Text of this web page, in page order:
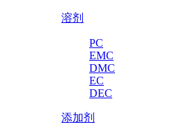
溶剂
PC
EMC
DMC
EC
DEC
添加剂